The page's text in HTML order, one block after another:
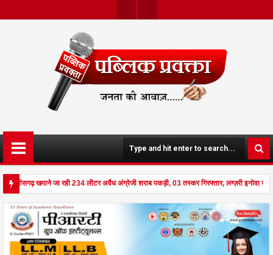
Ter
Boo
K
छत्तीसगढ़ खपाने जा रही 234 लीटर अवैध अंग्रेजी शराब पकड़ी, 03 तस्कर गिरफ्तार, लग्ज़री इनोवा
दहला अनूपपुर - घर पर किसान व नौकरानी का मिला रक्तरंजित शव, पत्नी गंभीर घायल में मेडिकल